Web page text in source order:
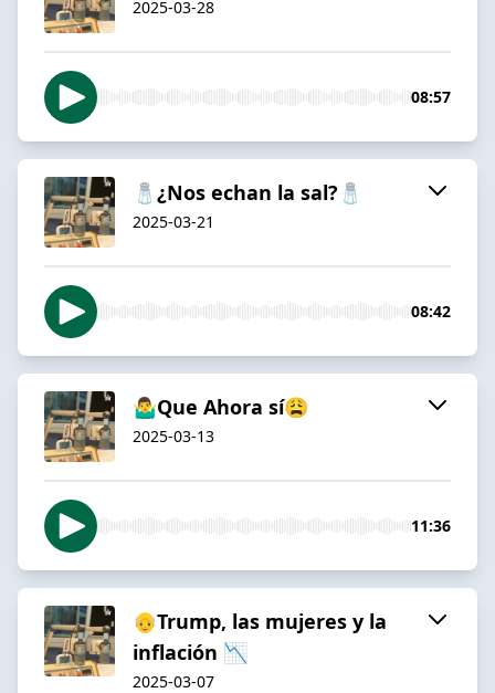
2025-03-28
08:57
🧂¿Nos echan la sal?🧂
2025-03-21
08:42
🤷‍♂️Que Ahora sí😩
2025-03-13
11:36
👴Trump, las mujeres y la
inflación 📉
2025-03-07